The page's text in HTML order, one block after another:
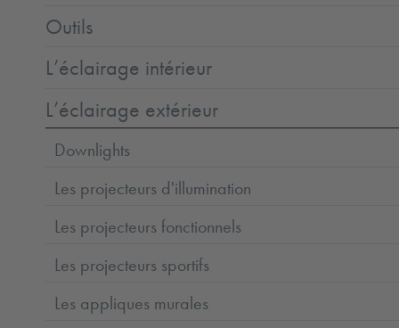
Outils
L’éclairage intérieur
L’éclairage extérieur
Downlights
Les projecteurs d'illumination
Les projecteurs fonctionnels
Les projecteurs sportifs
Les appliques murales